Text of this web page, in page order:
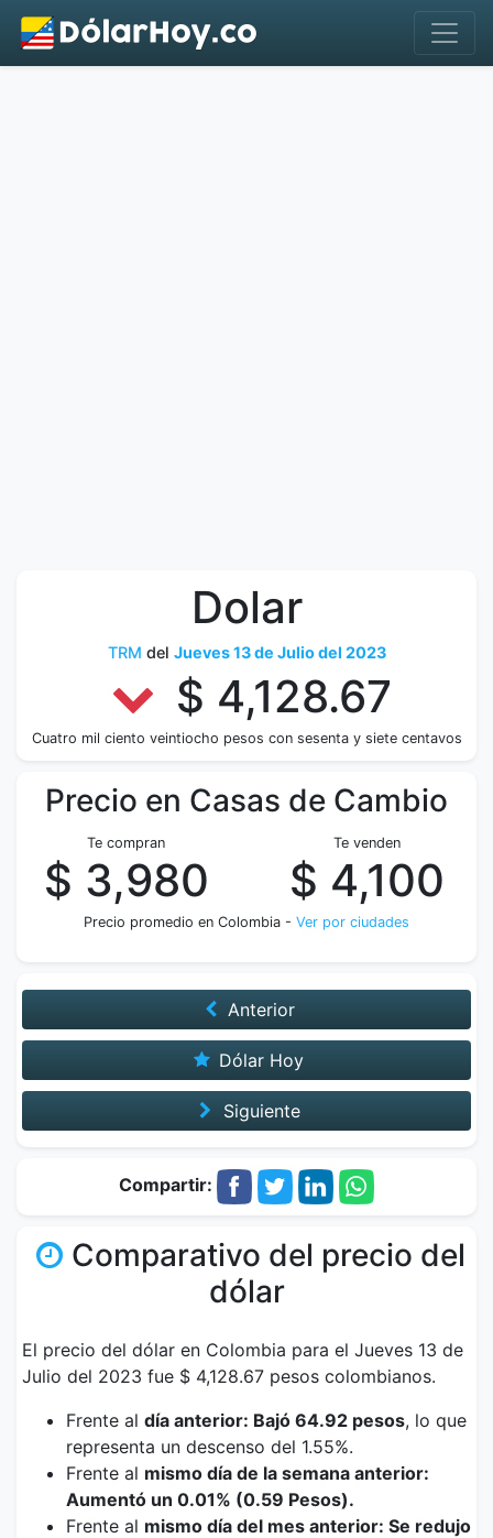
Dolar
TRM del Jueves 13 de Julio del 2023
$ 4,128.67
Cuatro mil ciento veintiocho pesos con sesenta y siete centavos
Precio en Casas de Cambio
Te compran
$ 3,980
Te venden
$ 4,100
Precio promedio en Colombia - Ver por ciudades
Anterior
Dólar Hoy
Siguiente
Compartir:
Comparativo del precio del
dólar
El precio del dólar en Colombia para el Jueves 13 de
Julio del 2023 fue $ 4,128.67 pesos colombianos.
Frente al día anterior: Bajó 64.92 pesos, lo que
representa un descenso del 1.55%.
Frente al mismo día de la semana anterior:
Aumentó un 0.01% (0.59 Pesos).
Frente al mismo día del mes anterior: Se redujo